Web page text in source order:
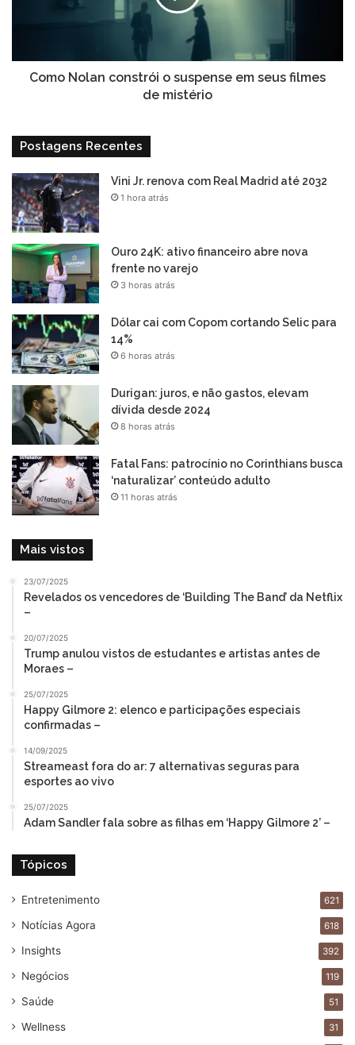
de
mistério
Como Nolan constrói o suspense em seus filmes
de mistério
Postagens Recentes
Vini Jr. renova com Real Madrid até 2032
1 hora atrás
Ouro 24K: ativo financeiro abre nova
frente no varejo
3 horas atrás
Dólar cai com Copom cortando Selic para
14%
6 horas atrás
Durigan: juros, e não gastos, elevam
dívida desde 2024
8 horas atrás
Fatal Fans: patrocínio no Corinthians busca
‘naturalizar’ conteúdo adulto
11 horas atrás
Mais vistos
23/07/2025
Revelados os vencedores de ‘Building The Band’ da Netflix
–
20/07/2025
Trump anulou vistos de estudantes e artistas antes de
Moraes –
25/07/2025
Happy Gilmore 2: elenco e participações especiais
confirmadas –
14/09/2025
Streameast fora do ar: 7 alternativas seguras para
esportes ao vivo
25/07/2025
Adam Sandler fala sobre as filhas em ‘Happy Gilmore 2’ –
Tópicos
Entretenimento 621
Notícias Agora 618
Insights 392
Negócios 119
Saúde 51
Wellness 31